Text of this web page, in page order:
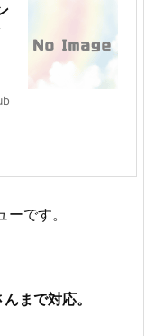
です。
まで対応。